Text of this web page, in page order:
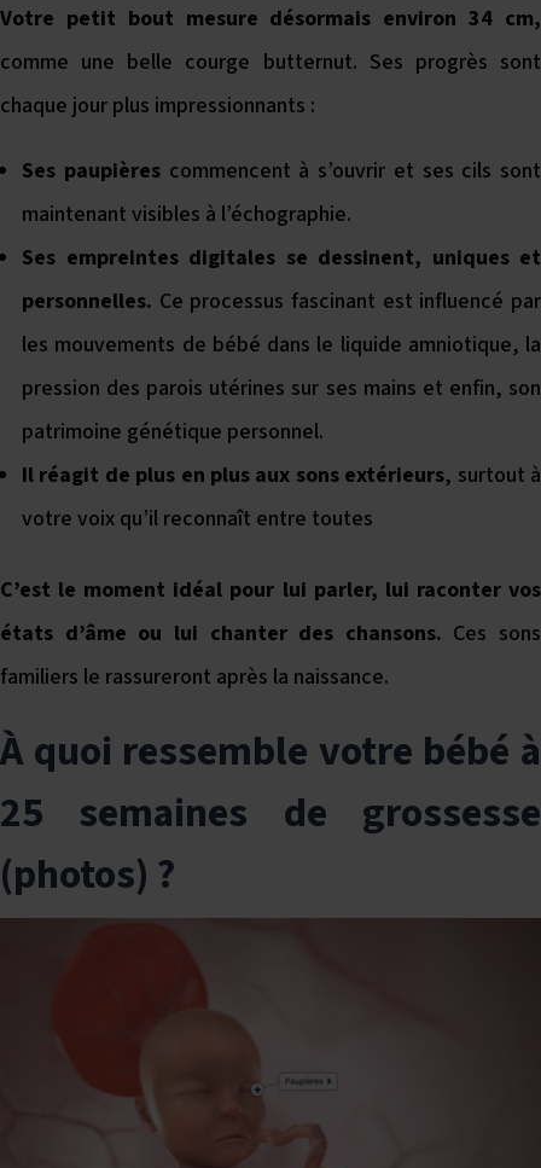
Votre petit bout mesure désormais environ 34 cm,
comme une belle courge butternut. Ses progrès sont
chaque jour plus impressionnants :
Ses paupièrescommencent à s’ouvrir et ses cils sont
maintenant visibles à l’échographie.
Ses empreintes digitales se dessinent, uniques et
personnelles. Ce processus fascinant est influencé par
les mouvements de bébé dans le liquide amniotique, la
pression des parois utérines sur ses mains et enfin, son
patrimoine génétique personnel.
Il réagit de plus en plus aux sons extérieurs, surtout à
votre voix qu’il reconnaît entre toutes
C’est le moment idéal pour lui parler, lui raconter vos
états d’âme ou lui chanter des chansons. Ces sons
familiers le rassureront après la naissance.
À quoi ressemble votre bébé à
25 semaines de grossesse
(photos) ?